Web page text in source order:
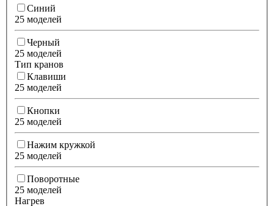
Синий
25 моделей
Черный
25 моделей
Тип кранов
Клавиши
25 моделей
Кнопки
25 моделей
Нажим кружкой
25 моделей
Поворотные
25 моделей
Нагрев